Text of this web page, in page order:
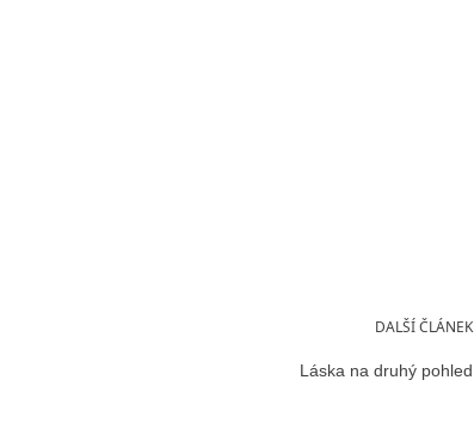
DALŠÍ ČLÁNEK
Láska na druhý pohled